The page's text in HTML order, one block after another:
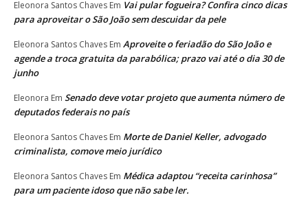
Eleonora Santos Chaves Em Vai pular fogueira? Confira cinco dicas
para aproveitar o São João sem descuidar da pele
Eleonora Santos Chaves Em Aproveite o feriadão do São João e
agende a troca gratuita da parabólica; prazo vai até o dia 30 de
junho
Eleonora Em Senado deve votar projeto que aumenta número de
deputados federais no país
Eleonora Santos Chaves Em Morte de Daniel Keller, advogado
criminalista, comove meio jurídico
Eleonora Santos Chaves Em Médica adaptou “receita carinhosa”
para um paciente idoso que não sabe ler.